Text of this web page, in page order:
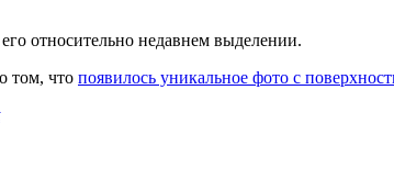
относительно недавнем выделении.
том, что появилось уникальное фото с